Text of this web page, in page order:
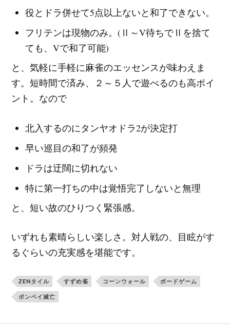
役とドラ併せて5点以上ないと和了できない。
フリテンは現物のみ。(Ⅱ～V待ちでⅡを捨て
ても、Vで和了可能)
と、気軽に手軽に麻雀のエッセンスが味わえま
す。短時間で済み、２～５人で遊べるのも高ポイ
ント。なので
北入するのにタンヤオドラ2が決定打
早い巡目の和了が頻発
ドラは迂闊に切れない
特に第一打ちの中は覚悟完了しないと無理
と、短い故のひりつく緊張感。
いずれも素晴らしい楽しさ。対人戦の、目眩がす
るぐらいの充実感を堪能です。
ZENタイル すずめ雀 コーンウォール ボードゲーム
ポンペイ滅亡